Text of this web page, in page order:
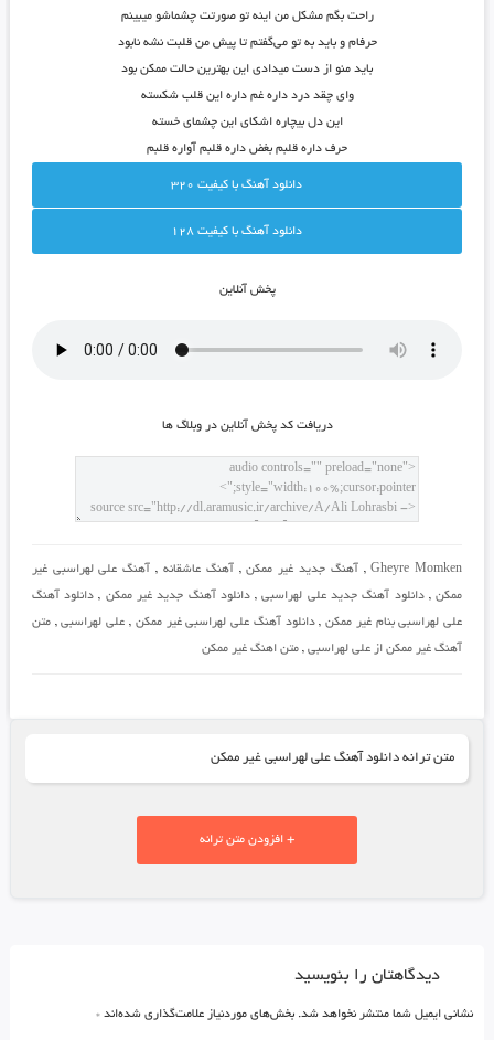
راحت بگم مشکل من اینه تو صورتت چشماشو میبینم
حرفام و باید به تو می‌گفتم تا پیش من قلبت نشه نابود
باید منو از دست میدادی این بهترین حالت ممکن بود
وای چقد درد داره غم داره این قلب شکسته
این دل بیچاره اشکای این چشمای خسته
حرف داره قلبم بغض داره قلبم آواره قلبم
دانلود آهنگ با کيفيت 320
دانلود آهنگ با کيفيت 128
پخش آنلاين
دريافت کد پخش آنلاين در وبلاگ ها
Gheyre Momken
, آهنگ جدید غیر ممکن, آهنگ عاشقانه , آهنگ علی لهراسبی غیر
ممکن,دانلود آهنگ جدید علی لهراسبی,دانلود آهنگ جدید غیر ممکن , دانلود آهنگ
علی لهراسبی بنام غیر ممکن,دانلود آهنگ علی لهراسبی غیر ممکن , علی لهراسبی,متن
آهنگ غیر ممکن از علی لهراسبی, متن اهنگ غیر ممکن
متن ترانه دانلود آهنگ علی لهراسبی غیر ممکن
+ افزودن متن ترانه
دیدگاهتان را بنویسید
نشانی ایمیل شما منتشر نخواهد شد. بخش‌های موردنیاز علامت‌گذاری شده‌اند *